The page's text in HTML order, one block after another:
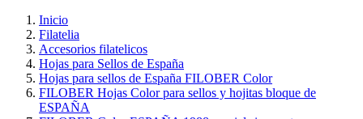
Inicio
Filatelia
Accesorios filatelicos
Hojas para Sellos de España
Hojas para sellos de España FILOBER Color
FILOBER Hojas Color para sellos y hojitas bloque de
ESPAÑA